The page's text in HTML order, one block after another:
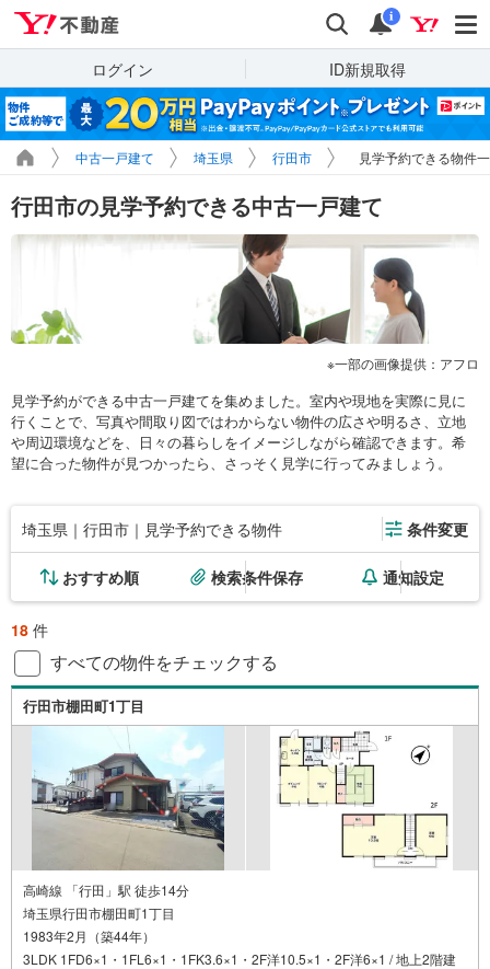
検索 通知
i
ログイン ID新規取得
中古一戸建て 埼玉県 行田市 見学予約できる物件
行田市の見学予約できる中古一戸建て
一部の画像提供：アフロ
見学予約ができる中古一戸建てを集めました。室内や現地を実際に見に
行くことで、写真や間取り図ではわからない物件の広さや明るさ、立地
や周辺環境などを、日々の暮らしをイメージしながら確認できます。希
望に合った物件が見つかったら、さっそく見学に行ってみましょう。
埼玉県｜行田市｜見学予約できる物件 条件変更
おすすめ順 検索条件保存 通知設定
18 件
すべての物件をチェックする
行田市棚田町1丁目
高崎線 「行田」駅 徒歩14分
埼玉県行田市棚田町1丁目
1983年2月（築44年）
3LDK 1FD6×1・1FL6×1・1FK3.6×1・2F洋10.5×1・2F洋6×1 / 地上2階建